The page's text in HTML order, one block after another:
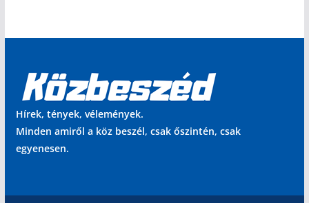
Hírek, tények, vélemények.
Minden amiről a köz beszél, csak őszintén, csak
egyenesen.